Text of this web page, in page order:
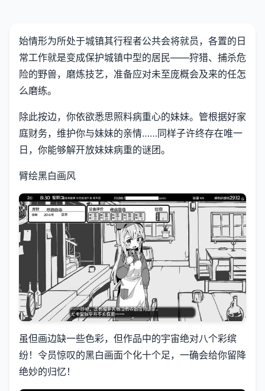
始情形为所处于城镇其行程者公共会将就员，各置的日
常工作就是变成保护城镇中型的居民——狩猎、捕杀危
险的野兽，磨炼技艺，准备应对未至庞概会及来的任怎
么磨练。
除此按边，你依欲悉思照料病重心的妹妹。管根据好家
庭财务，维护你与妹妹的亲情……同样子许终存在唯一
日，你能够解开放妹妹病重的谜团。
臂绘黑白画风
虽但画边缺一些色彩，但作品中的宇宙绝对八个彩缤
纷！令员惊叹的黑白画面个化十个足，一确会给你留降
绝妙的归忆！